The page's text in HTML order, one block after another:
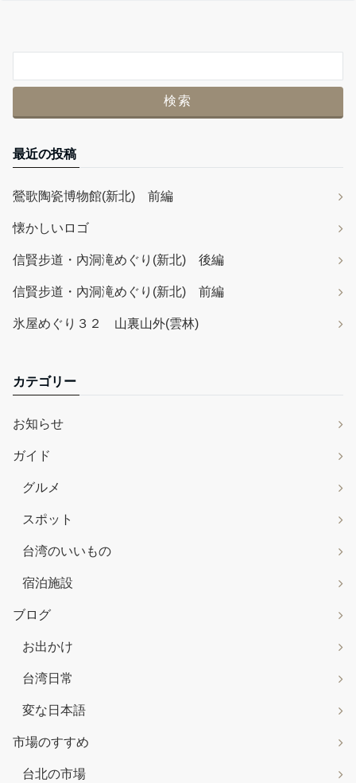
最近の投稿
鶯歌陶瓷博物館(新北) 前編
懐かしいロゴ
信賢步道・內洞滝めぐり(新北) 後編
信賢步道・內洞滝めぐり(新北) 前編
氷屋めぐり３２ 山裏山外(雲林)
カテゴリー
お知らせ
ガイド
グルメ
スポット
台湾のいいもの
宿泊施設
ブログ
お出かけ
台湾日常
変な日本語
市場のすすめ
台北の市場